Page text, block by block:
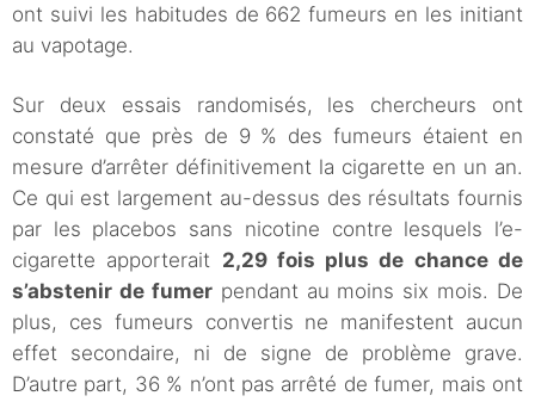
ont suivi les habitudes de 662 fumeurs en les initiant
au vapotage.
Sur deux essais randomisés, les chercheurs ont
constaté que près de 9 % des fumeurs étaient en
mesure d’arrêter définitivement la cigarette en un an.
Ce qui est largement au-dessus des résultats fournis
par les placebos sans nicotine contre lesquels l’e-
cigarette apporterait 2,29 fois plus de chance de
s’abstenir de fumerpendant au moins six mois. De
plus, ces fumeurs convertis ne manifestent aucun
effet secondaire, ni de signe de problème grave.
D’autre part, 36 % n’ont pas arrêté de fumer, mais ont